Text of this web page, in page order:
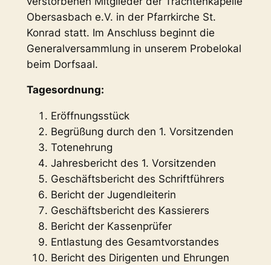
Obersasbach e.V. in der Pfarrkirche St.
Konrad statt. Im Anschluss beginnt die
Generalversammlung in unserem Probelokal
beim Dorfsaal.
Tagesordnung:
Eröffnungsstück
Begrüßung durch den 1. Vorsitzenden
Totenehrung
Jahresbericht des 1. Vorsitzenden
Geschäftsbericht des Schriftführers
Bericht der Jugendleiterin
Geschäftsbericht des Kassierers
Bericht der Kassenprüfer
Entlastung des Gesamtvorstandes
Bericht des Dirigenten und Ehrungen